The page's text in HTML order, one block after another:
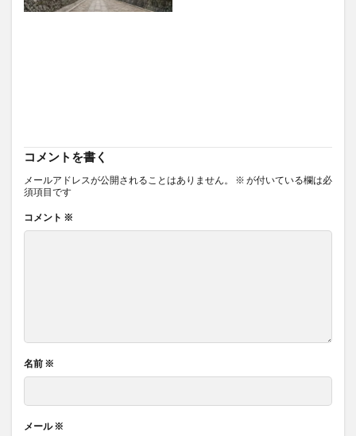
コメントを書く
メールアドレスが公開されることはありません。 ※ が付いている欄は必
須項目です
コメント ※
名前 ※
メール※